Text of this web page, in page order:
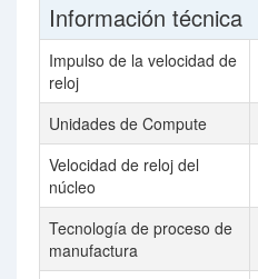
Información técnica
Impulso de la velocidad de
reloj
Unidades de Compute
Velocidad de reloj del
núcleo
Tecnología de proceso de
manufactura